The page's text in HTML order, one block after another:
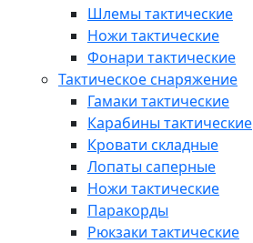
Шлемы тактические
Ножи тактические
Фонари тактические
Тактическое снаряжение
Гамаки тактические
Карабины тактические
Кровати складные
Лопаты саперные
Ножи тактические
Паракорды
Рюкзаки тактические